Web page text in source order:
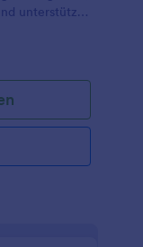
unterstützt